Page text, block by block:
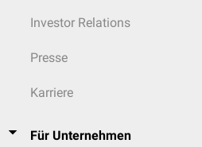
Investor Relations
Presse
Karriere
Für Unternehmen